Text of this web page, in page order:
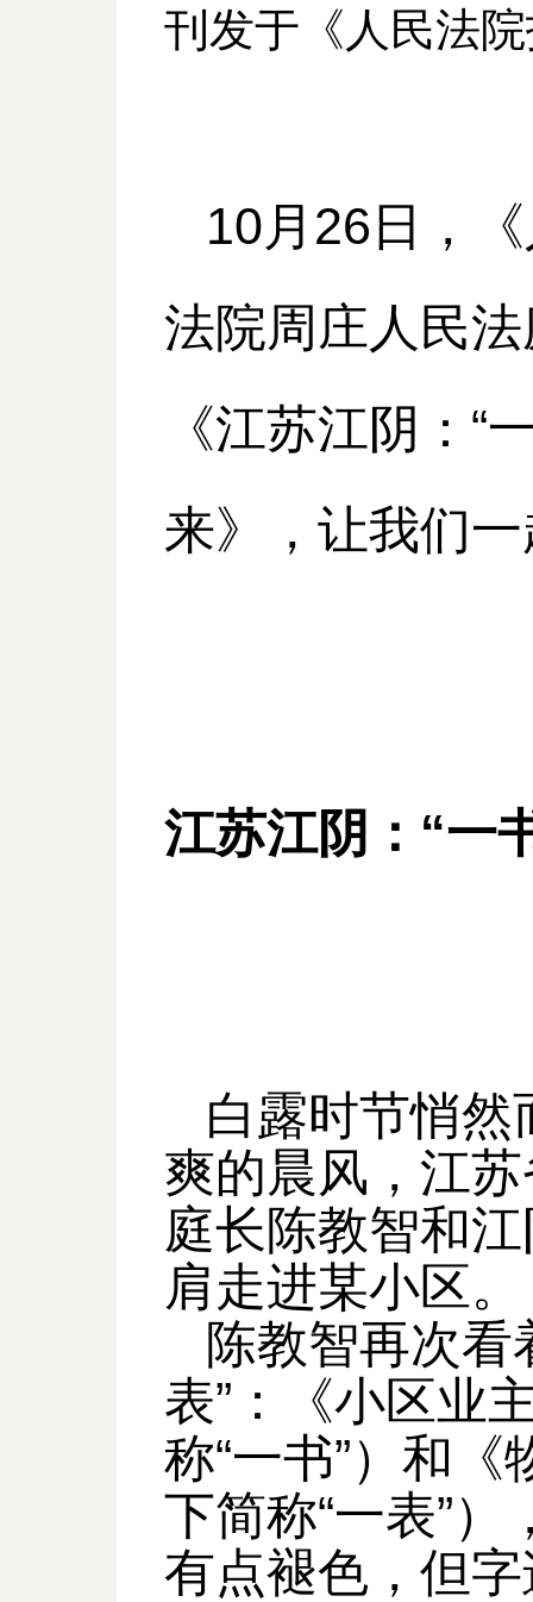
刊发于《人民法
10月26日，
法院周庄人民
《江苏江阴：“
来》，让我们
江苏江阴：“一
白露时节悄
爽的晨风，江
庭长陈教智和
肩走进某小区。
陈教智再次看
表”：《小区业
称“一书”）和
下简称“一表”
有点褪色，但